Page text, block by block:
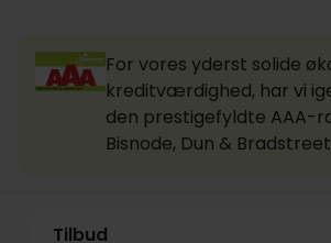
For vores yderst solide
kreditværdighed, har vi
den prestigefyldte AAA-
Bisnode, Dun &
Tilbud